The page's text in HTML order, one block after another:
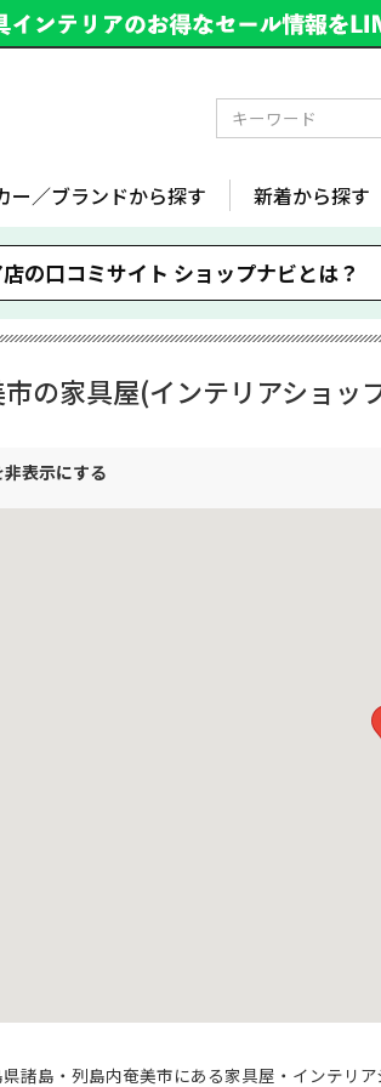
ー／ブランドから探す 新着から探す
の口コミサイト ショップナビとは？
の家具屋(インテリアショッ
諸島・列島内奄美市にある家具屋・インテリア